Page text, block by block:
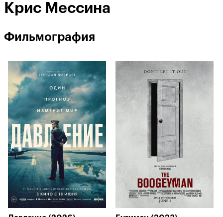
Крис Мессина
Фильмография